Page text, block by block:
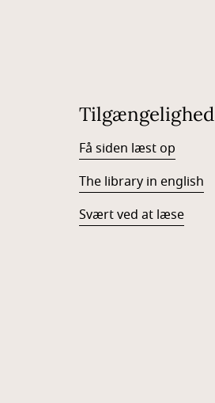
Tilgængelighed
Få siden læst op
The library in english
Svært ved at læse